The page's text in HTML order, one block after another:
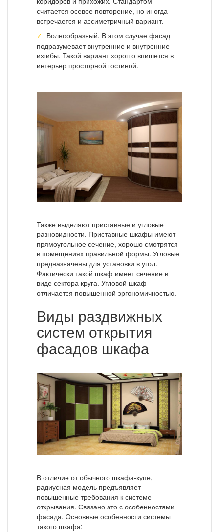
считается осевое повторение, но иногда
встречается и ассиметричный вариант.
Волнообразный. В этом случае фасад
подразумевает внутренние и внутренние
изгибы. Такой вариант хорошо впишется в
интерьер просторной гостиной.
Также выделяют приставные и угловые
разновидности. Приставные шкафы имеют
прямоугольное сечение, хорошо смотрятся
в помещениях правильной формы. Угловые
предназначены для установки в угол.
Фактически такой шкаф имеет сечение в
виде сектора круга. Угловой шкаф
отличается повышенной эргономичностью.
Виды раздвижных
систем открытия
фасадов шкафа
В отличие от обычного шкафа-купе,
радиусная модель предъявляет
повышенные требования к системе
открывания. Связано это с особенностями
фасада. Основные особенности системы
такого шкафа: